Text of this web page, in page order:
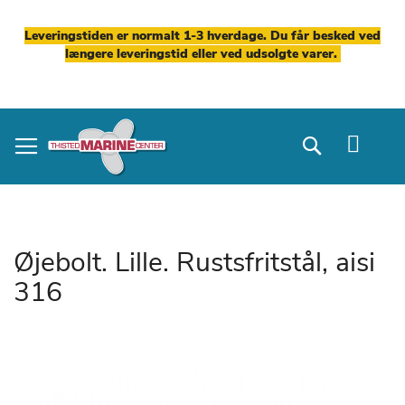
Leveringstiden er normalt 1-3 hverdage. Du får besked ved
længere leveringstid eller ved udsolgte varer.
to
Content
Search
Øjebolt. Lille. Rustsfritstål, aisi
316